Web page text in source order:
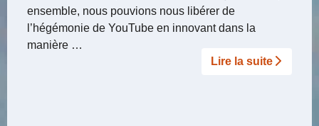
ensemble, nous pouvions nous libérer de
l’hégémonie de YouTube en innovant dans la
manière …
Lire la suite­­